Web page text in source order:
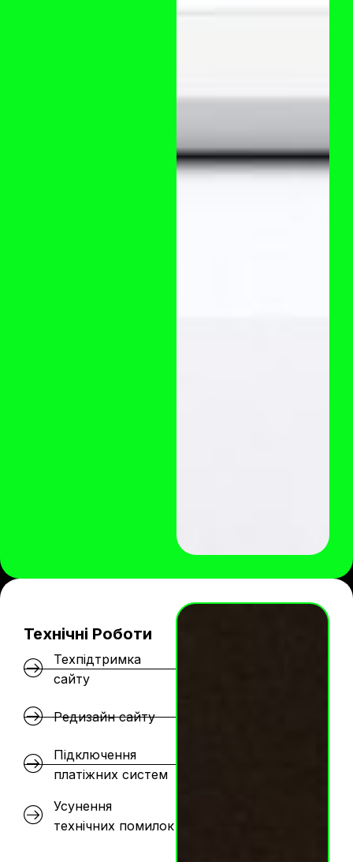
Технічні Роботи
Техпідтримка
сайту
Редизайн сайту
Підключення
платіжних систем
Усунення
технічних помилок